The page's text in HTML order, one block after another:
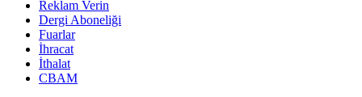
Reklam Verin
Dergi Aboneliği
Fuarlar
İhracat
İthalat
CBAM